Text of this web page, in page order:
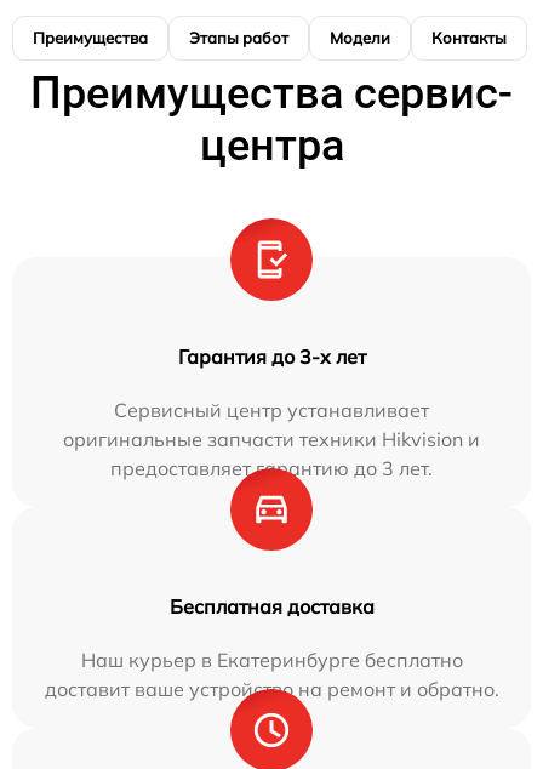
Преимущества Этапы работ Модели Контакты
Преимущества сервис-
центра
Гарантия до 3-х лет
Сервисный центр устанавливает
оригинальные запчасти техники Hikvision и
предоставляет гарантию до 3 лет.
Бесплатная доставка
Наш курьер в Екатеринбурге бесплатно
доставит ваше устройство на ремонт и обратно.